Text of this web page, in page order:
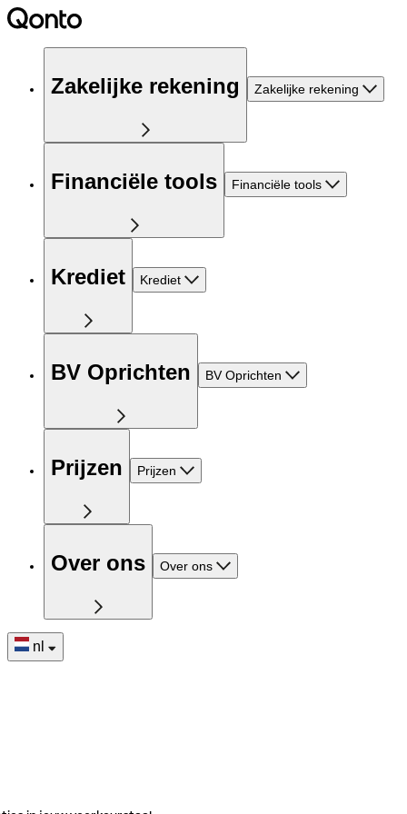
Zakelijke rekening Zakelijke rekening
Financiële tools Financiële tools
Krediet Krediet
BV Oprichten BV Oprichten
Prijzen Prijzen
Over ons Over ons
nl